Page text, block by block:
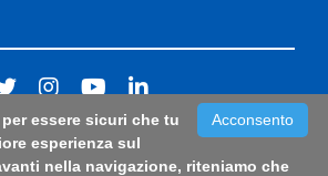
di segnalazione di prima istanza per
Acconsento
essere sicuri che tu
esperienza sul
nella navigazione, riteniamo che